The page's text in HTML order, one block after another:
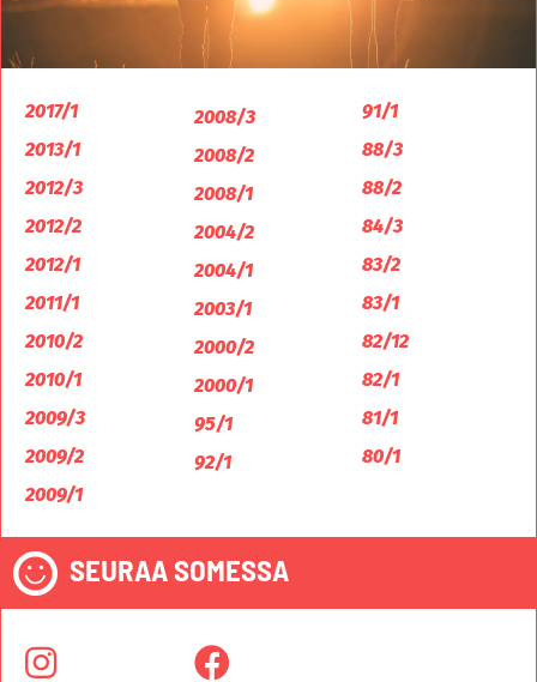
2017/1
2013/1
2012/3
2012/2
2012/1
2011/1
2010/2
2010/1
2009/3
2009/2
2009/1
2008/3
2008/2
2008/1
2004/2
2004/1
2003/1
2000/2
2000/1
95/1
92/1
91/1
88/3
88/2
84/3
83/2
83/1
82/12
82/1
81/1
80/1
SEURAA SOMESSA